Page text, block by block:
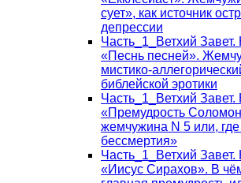
сует», как источник
депрессии
Часть_1_Ветхий Завет.
«Песнь песней».
мистико-
библейской эротики
Часть_1_Ветхий Завет.
«Премудрость
жемчужина N 5 или,
бессмертия»
Часть_1_Ветхий Завет.
«Иисус Сирахов». В